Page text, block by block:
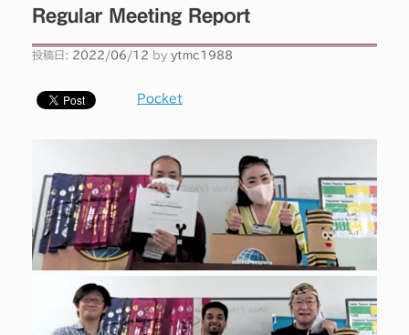
Regular Meeting Report
投稿日: 2022/06/12 by ytmc1988
Pocket